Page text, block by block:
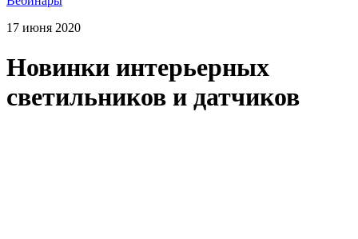
17 июня 2020
Новинки интерьерных
светильников и датчиков